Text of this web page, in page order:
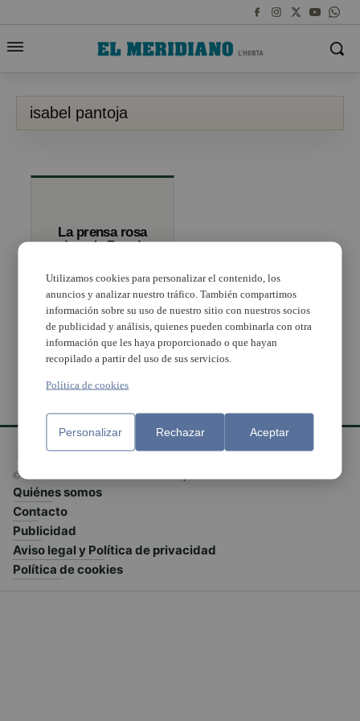
isabel pantoja
La prensa rosa
invade Puçol
de Isabel Pantoja
© El Meridiano L'Horta 2026 - Valencia - España
Quiénes somos
Contacto
Publicidad
Aviso legal y Política de privacidad
Política de cookies
Utilizamos cookies para personalizar el contenido, los
anuncios y analizar nuestro tráfico. También compartimos
información sobre su uso de nuestro sitio con nuestros socios
de publicidad y análisis, quienes pueden combinarla con otra
información que les haya proporcionado o que hayan
recopilado a partir del uso de sus servicios.
Política de cookies
Personalizar Rechazar Aceptar